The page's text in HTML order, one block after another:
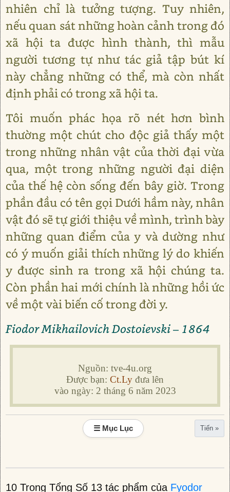
nhiên chỉ là tưởng tượng. Tuy nhiên,
nếu quan sát những hoàn cảnh trong đó
xã hội ta được hình thành, thì mẫu
người tương tự như tác giả tập bút kí
này chẳng những có thể, mà còn nhất
định phải có trong xã hội ta.
Tôi muốn phác họa rõ nét hơn bình
thường một chút cho độc giả thấy một
trong những nhân vật của thời đại vừa
qua, một trong những người đại diện
của thế hệ còn sống đến bây giờ. Trong
phần đầu có tên gọi Dưới hầm này, nhân
vật đó sẽ tự giới thiệu về mình, trình bày
những quan điểm của y và dường như
có ý muốn giải thích những lý do khiến
y được sinh ra trong xã hội chúng ta.
Còn phần hai mới chính là những hồi ức
về một vài biến cố trong đời y.
Fiodor Mikhailovich Dostoievski – 1864
Nguồn: tve-4u.org
Được bạn: Ct.Ly đưa lên
vào ngày: 2 tháng 6 năm 2023
☰ Mục Lục Tiến »
10 Trong Tổng Số 13 tác phẩm của Fyodor